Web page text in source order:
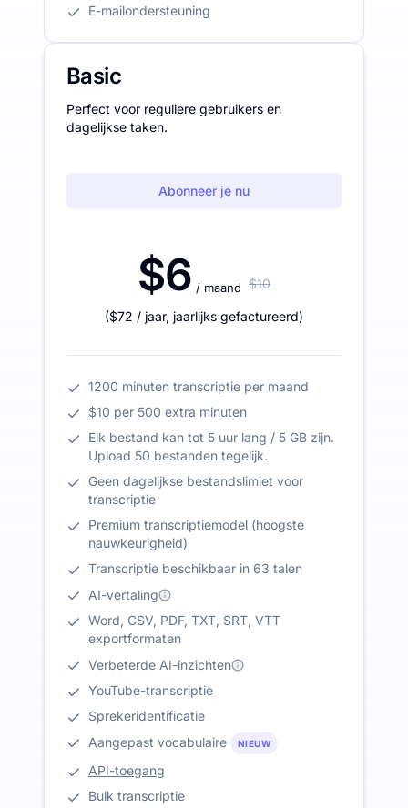
E-mailondersteuning
Basic
Perfect voor reguliere gebruikers en
dagelijkse taken.
Abonneer je nu
$6 / maand $10
($72 / jaar, jaarlijks gefactureerd)
1200 minuten transcriptie per maand
$10 per 500 extra minuten
Elk bestand kan tot 5 uur lang / 5 GB zijn.
Upload 50 bestanden tegelijk.
Geen dagelijkse bestandslimiet voor
transcriptie
Premium transcriptiemodel (hoogste
nauwkeurigheid)
Transcriptie beschikbaar in 63 talen
AI-vertaling
Word, CSV, PDF, TXT, SRT, VTT
exportformaten
Verbeterde AI-inzichten
YouTube-transcriptie
Sprekeridentificatie
Aangepast vocabulaire
NIEUW
API-toegang
Bulk transcriptie